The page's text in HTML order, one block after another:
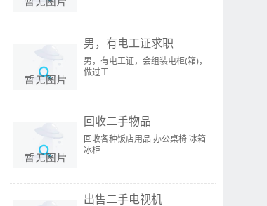
男，有电工证求职
男，有电工证，会组装电柜(箱)，
做过工...
回收二手物品
回收各种饭店用品 办公桌椅 冰箱
冰柜 ...
出售二手电视机